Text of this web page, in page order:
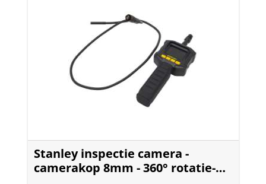
Stanley inspectie camera -
camerakop 8mm - 360° rotatie-